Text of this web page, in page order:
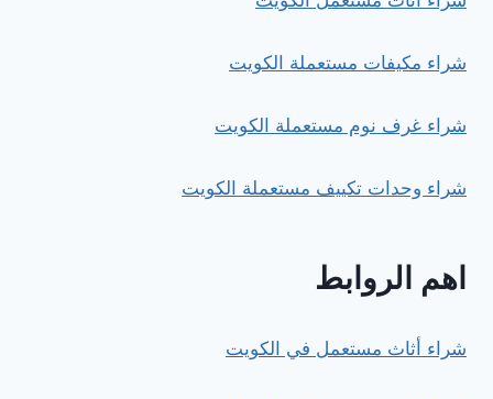
شراء مكيفات مستعملة الكويت
شراء غرف نوم مستعملة الكويت
شراء وحدات تكييف مستعملة الكويت
اهم الروابط
شراء أثاث مستعمل في الكويت